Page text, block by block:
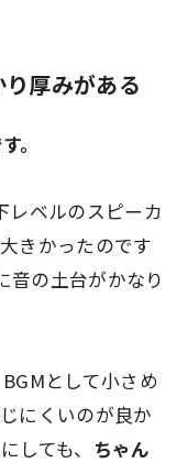
厚みがある
。
ベルのスピーカ
きかったのです
音の土台がかなり
として小さめ
にくいのが良か
しても、 ちゃん